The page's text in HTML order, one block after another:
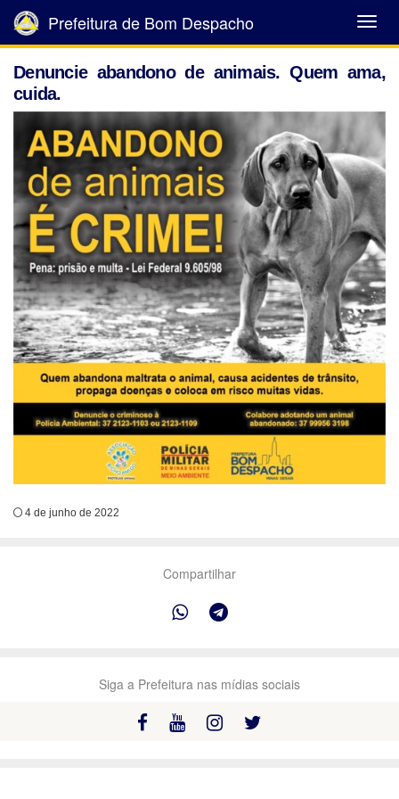
Abrir
Menu
Prefeitura de Bom Despacho
Denuncie abandono de animais. Quem ama,
cuida.
4 de junho de 2022
Compartilhar
Siga a Prefeitura nas mídias sociais